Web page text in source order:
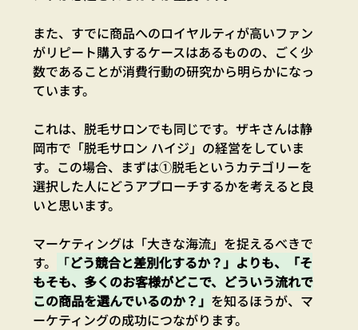
また、すでに商品へのロイヤルティが高いファン
がリピート購入するケースはあるものの、ごく少
数であることが消費行動の研究から明らかになっ
ています。
これは、脱毛サロンでも同じです。ザキさんは静
岡市で「脱毛サロン ハイジ」の経営をしていま
す。この場合、まずは①脱毛というカテゴリーを
選択した人にどうアプローチするかを考えると良
いと思います。
マーケティングは「大きな海流」を捉えるべきで
す。
「どう競合と差別化するか？」よりも、「そ
もそも、多くのお客様がどこで、どういう流れで
この商品を選んでいるのか？」 を知るほうが、マ
ーケティングの成功につながります。